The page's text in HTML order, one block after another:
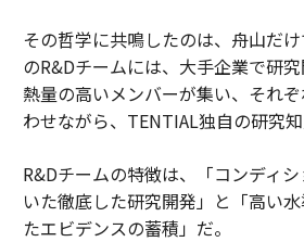
その哲学に共鳴したのは、舟山だ
のR&Dチームには、大手企業で研
熱量の高いメンバーが集い、それ
わせながら、TENTIAL独自の研究知
R&Dチームの特徴は、「コンディ
いた徹底した研究開発」と「高い
たエビデンスの蓄積」だ。